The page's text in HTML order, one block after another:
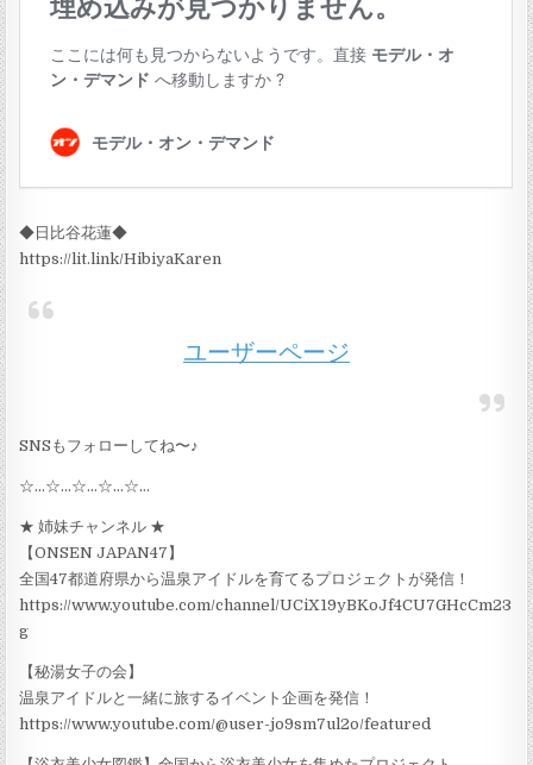
◆日比谷花蓮◆
https://lit.link/HibiyaKaren
ユーザーページ
SNSもフォローしてね〜♪
☆…☆…☆…☆…☆…
★ 姉妹チャンネル ★
【ONSEN JAPAN47】
全国47都道府県から温泉アイドルを育てるプロジェクトが発信！
https://www.youtube.com/channel/UCiX19yBKoJf4CU7GHcCm23
g
【秘湯女子の会】
温泉アイドルと一緒に旅するイベント企画を発信！
https://www.youtube.com/@user-jo9sm7ul2o/featured